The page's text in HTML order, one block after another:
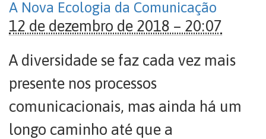
A Nova Ecologia da Comunicação
12 de dezembro de 2018 – 20:07
A diversidade se faz cada vez mais
presente nos processos
comunicacionais, mas ainda há um
longo caminho até que a